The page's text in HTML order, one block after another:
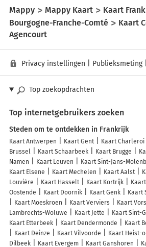
Mappy Mappy Kaart Kaart
Bourgogne-Franche-Comté
Kaart
Agencourt
Privacy instellingen Publieksmeting|
Top zoekopdrachten
Top internetgebruikers zoeken
Steden om te ontdekken in Frankrijk
Kaart Antwerpen Kaart Gent Kaart Charleroi
Brussel
Kaart Schaarbeek Kaart Brugge
Namen
Kaart Leuven Kaart Sint-Jans-
Kaart Elsene
Kaart Mechelen Kaart Aalst
Louvière
Kaart Hasselt Kaart Kortrijk
Oostende
Kaart Doornik Kaart Genk Kaart
Kaart Moeskroen
Kaart Verviers Kaart
Lambrechts-Woluwe
Kaart Jette Kaart Sint-
Kaart Etterbeek
Kaart Dendermonde Kaart
Kaart Deinze
Kaart Vilvoorde Kaart Heist-
Dilbeek
Kaart Evergem Kaart Ganshoren